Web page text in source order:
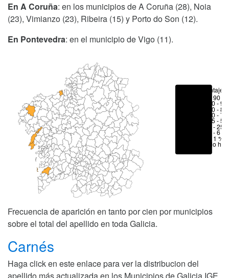
En A Coruña: en los municipios de A Coruña (28), Noia
(23), Vimianzo (23), Ribeira (15) y Porto do Son (12).
En Pontevedra: en el municipio de Vigo (11).
Porcentajes
> 90 %
80 -
70 -
50 -
25 -
6 - 25
1 - 6 %
< 1 %
No hay
Frecuencia de aparición en tanto por cien por municipios
sobre el total del apellido en toda Galicia.
Carnés
Haga click en este enlace para ver la distribucion del
apellido más actualizada en los Municipios de Galicia IGE